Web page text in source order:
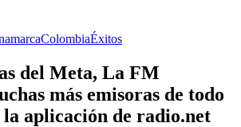
ColombiaÉxitos
del Meta, La FM
más emisoras de todo
aplicación de radio.net